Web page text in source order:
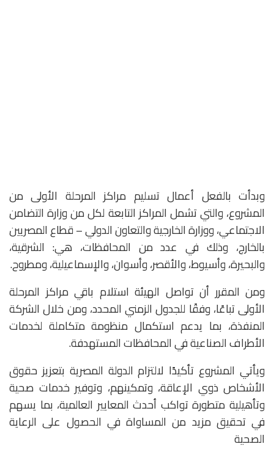
وبدأت بالفعل أعمال تسليم مراكز المرحلة الأولى من
المشروع، والتي تشمل المراكز التابعة لكل من وزارة التضامن
الاجتماعي، ووزارة الخارجية والتعاون الدولي – قطاع المصريين
بالخارج، وذلك في عدد من المحافظات، هي: الشرقية،
والبحيرة، وأسيوط، والأقصر، وأسوان، والإسماعيلية، ومطروح.
ومن المقرر أن تواصل الهيئة استلام باقي مراكز المرحلة
الأولى تباعًا، وفقًا للجدول الزمني المحدد، ومن خلال الشركة
المنفذة، بما يدعم استكمال منظومة متكاملة لخدمات
الأطراف الصناعية في المحافظات المستهدفة.
ويأتي المشروع تأكيدًا لالتزام الدولة المصرية بتعزيز حقوق
الأشخاص ذوي الإعاقة، وتمكينهم، وتوفير خدمات صحية
وتأهيلية متطورة تواكب أحدث المعايير العالمية، بما يسهم
في تحقيق مزيد من المساواة في الحصول على الرعاية
الصحية